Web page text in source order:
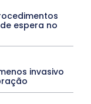
do Sul
Roraima
SARAMPO
SAÚDE
TIC TAC
Mais
espera no
invasivo